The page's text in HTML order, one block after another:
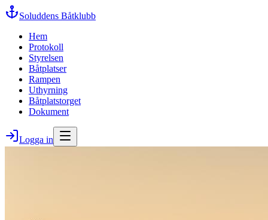
Soluddens Båtklubb
Hem
Protokoll
Styrelsen
Båtplatser
Rampen
Uthyrning
Båtplatstorget
Dokument
Logga in